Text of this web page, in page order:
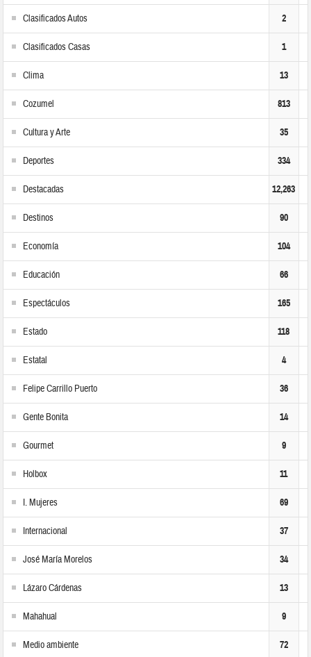
Clasificados Autos 2
Clasificados Casas 1
Clima 13
Cozumel 813
Cultura y Arte 35
Deportes 334
Destacadas 12,263
Destinos 90
Economía 104
Educación 66
Espectáculos 165
Estado 118
Estatal 4
Felipe Carrillo Puerto 36
Gente Bonita 14
Gourmet 9
Holbox 11
I. Mujeres 69
Internacional 37
José María Morelos 34
Lázaro Cárdenas 13
Mahahual 9
Medio ambiente 72